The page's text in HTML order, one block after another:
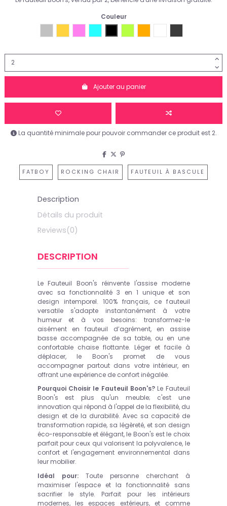
Couleur
Ajouter au panier
La quantité minimale pour pouvoir commander ce produit est 2.
FATBOY ROCKING CHAIR FAUTEUIL À BASCULE
Description
Détails du produit
Reviews(0)
DESCRIPTION
Le Fauteuil Boon's réinvente l'assise moderne
avec sa fonctionnalité 3 en 1 unique et son
design intemporel. 100% français, ce fauteuil
versatile s'adapte instantanément à votre
humeur et à vos besoins: transformez-le
aisément en fauteuil d’agrément, en assise
basse accompagnée de sa table, ou en une
confortable chaise flottante. Léger et facile à
déplacer, le Boon's promet de vous
accompagner partout dans votre intérieur, en
offrant une expérience de confort inégalée.
Pourquoi Choisir le Fauteuil Boon's?Le Fauteuil
Boon's est plus qu'un meuble; c'est une
innovation qui répond à l'appel de la flexibilité, du
design et de la durabilité. Avec sa capacité de
transformation rapide, sa légèreté, et son design
éco-responsable et élégant, le Boon's est le choix
parfait pour ceux qui valorisent la polyvalence, le
confort et l'engagement environnemental dans
leur mobilier.
Idéal pour:Toute personne cherchant à
maximiser l'espace et la fonctionnalité sans
sacrifier le style. Parfait pour les intérieurs
modernes, les espaces extérieurs, et comme